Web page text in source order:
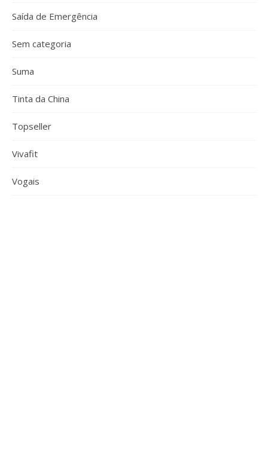
Saída de Emergência
Sem categoria
Suma
Tinta da China
Topseller
Vivafit
Vogais